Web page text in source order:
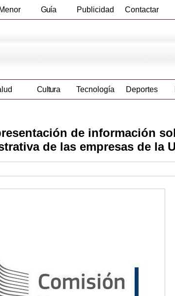
Guía Publicidad Contactar
Cultura Tecnología Deportes
de información
de las empresas de la